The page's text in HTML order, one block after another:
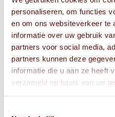
personaliseren, om functies
en om ons websiteverkeer te
informatie over uw gebruik
partners voor social media,
partners kunnen deze
informatie die u aan ze heeft
verzameld op basis van uw